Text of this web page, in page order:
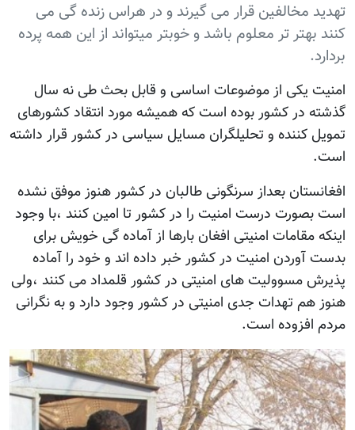
تهدید مخالفین قرار می گیرند و در هراس زنده گی می
کنند بهتر تر معلوم باشد و خوبتر میتواند از این همه پرده
بردارد.
امنیت یکی از موضوعات اساسی و قابل بحث طی نه سال
گذشته در کشور بوده است که همیشه مورد انتقاد کشورهای
تمویل کننده و تحلیلگران مسایل سیاسی در کشور قرار داشته
است.
افغانستان بعداز سرنگونی طالبان در کشور هنوز موفق نشده
است بصورت درست امنیت را در کشور تا امین کنند ،با وجود
اینکه مقامات امنیتی افغان بارها از آماده گی خویش برای
بدست آوردن امنیت در کشور خبر داده اند و خود را آماده
پذیرش مسوولیت های امنیتی در کشور قلمداد می کنند ،ولی
هنوز هم تهدات جدی امنیتی در کشور وجود دارد و به نگرانی
مردم افزوده است.